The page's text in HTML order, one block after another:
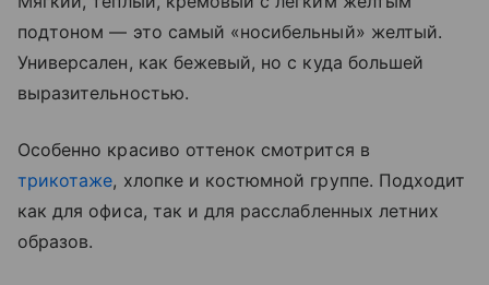
подтоном — это самый «носибельный» желтый.
Универсален, как бежевый, но с куда большей
выразительностью.
Особенно красиво оттенок смотрится в
трикотаже, хлопке и костюмной группе. Подходит
как для офиса, так и для расслабленных летних
образов.